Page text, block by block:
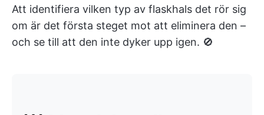
Att identifiera vilken typ av flaskhals det rör sig
om är det första steget mot att eliminera den –
och se till att den inte dyker upp igen. 🚫